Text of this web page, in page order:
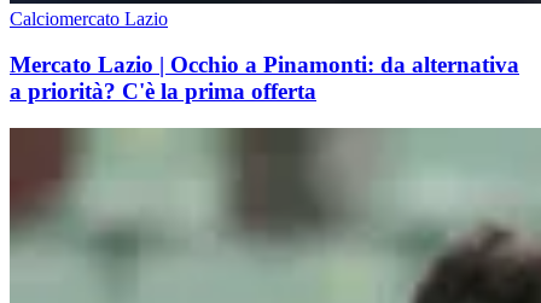
Calciomercato Lazio
Mercato Lazio | Occhio a Pinamonti: da alternativa
a priorità? C'è la prima offerta